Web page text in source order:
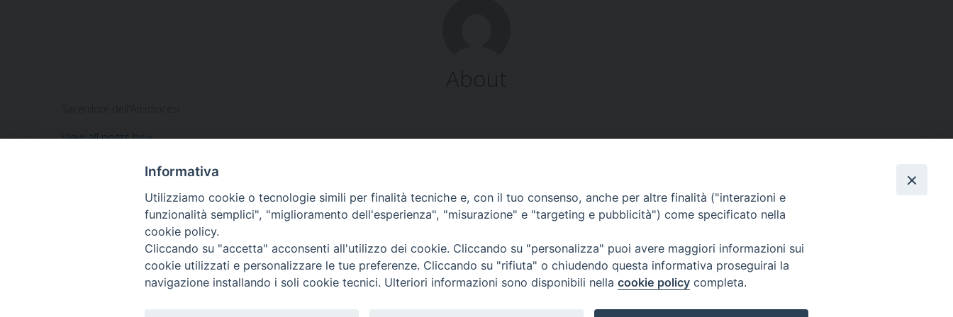
View all posts by»
BARLETTA
BISCEGLIE
Corato, Margherita di Savoia,
Sede arcivescovile suffraganea di Bari-Bitonto
Regione ecclesiastica Puglia
Via Beltrani, 9
Centralino Tel. 0883 494211
Cancelleria Tel. 0883 494204
cancelleria@arcidiocesitrani.it
Informativa
Utilizziamo cookie o tecnologie simili per finalità tecniche e, con il tuo consenso, anche per altre finalità ("interazioni e
funzionalità semplici", "miglioramento dell'esperienza", "misurazione" e "targeting e pubblicità") come specificato nella
cookie policy.
Cliccando su "accetta" acconsenti all'utilizzo dei cookie. Cliccando su "personalizza" puoi avere maggiori informazioni sui
cookie utilizzati e personalizzare le tue preferenze. Cliccando su "rifiuta" o chiudendo questa informativa proseguirai la
navigazione installando i soli cookie tecnici. Ulteriori informazioni sono disponibili nella cookie policy completa.